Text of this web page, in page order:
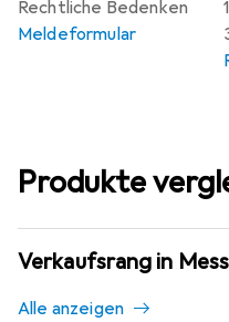
Rechtliche Bedenken
Meldeformular
Produkte
Verkaufsrang in
Alle anzeigen